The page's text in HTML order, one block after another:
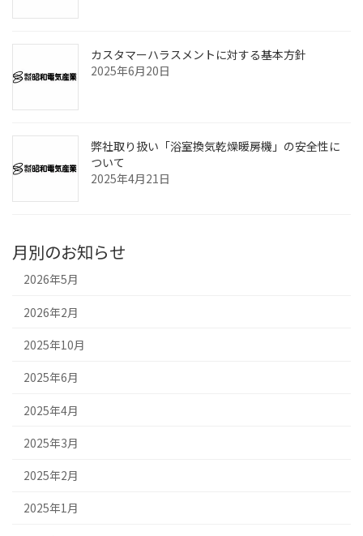
カスタマーハラスメントに対する基本方針
2025年6月20日
弊社取り扱い「浴室換気乾燥暖房機」の安全性に
ついて
2025年4月21日
月別のお知らせ
2026年5月
2026年2月
2025年10月
2025年6月
2025年4月
2025年3月
2025年2月
2025年1月